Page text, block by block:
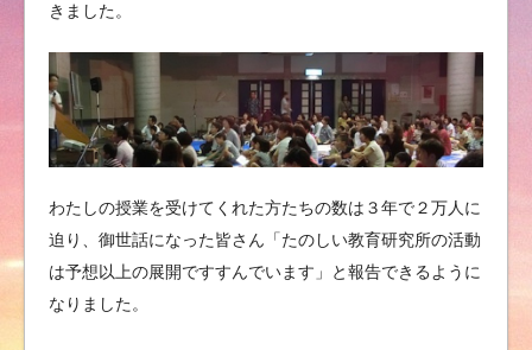
きました。
わたしの授業を受けてくれた方たちの数は３年で２万人に
迫り、御世話になった皆さん「たのしい教育研究所の活動
は予想以上の展開ですすんでいます」と報告できるように
なりました。